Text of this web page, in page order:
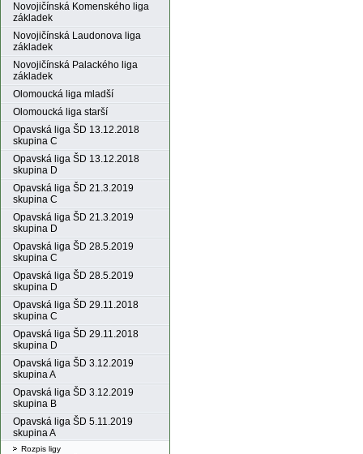
Novojičínská Komenského liga
základek
Novojičínská Laudonova liga
základek
Novojičínská Palackého liga
základek
Olomoucká liga mladší
Olomoucká liga starší
Opavská liga ŠD 13.12.2018
skupina C
Opavská liga ŠD 13.12.2018
skupina D
Opavská liga ŠD 21.3.2019
skupina C
Opavská liga ŠD 21.3.2019
skupina D
Opavská liga ŠD 28.5.2019
skupina C
Opavská liga ŠD 28.5.2019
skupina D
Opavská liga ŠD 29.11.2018
skupina C
Opavská liga ŠD 29.11.2018
skupina D
Opavská liga ŠD 3.12.2019
skupina A
Opavská liga ŠD 3.12.2019
skupina B
Opavská liga ŠD 5.11.2019
skupina A
Rozpis ligy